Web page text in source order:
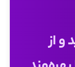
و از